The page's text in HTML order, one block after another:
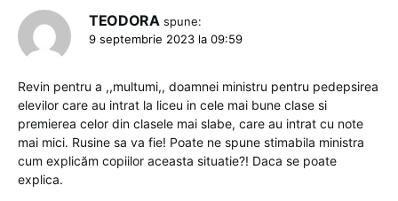
TEODORA spune:
9 septembrie 2023 la 09:59
Revin pentru a ,,multumi,, doamnei ministru pentru pedepsirea
elevilor care au intrat la liceu in cele mai bune clase si
premierea celor din clasele mai slabe, care au intrat cu note
mai mici. Rusine sa va fie! Poate ne spune stimabila ministra
cum explicăm copiilor aceasta situatie?! Daca se poate
explica.